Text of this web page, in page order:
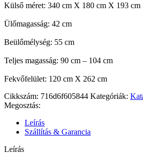
Külső méret: 340 cm X 180 cm X 193 cm
Ülőmagasság: 42 cm
Beülőmélység: 55 cm
Teljes magasság: 90 cm – 104 cm
Fekvőfelület: 120 cm X 262 cm
Cikkszám: 716d6f605844 Kategóriák:
Megosztás:
Leírás
Szállítás & Garancia
Leírás